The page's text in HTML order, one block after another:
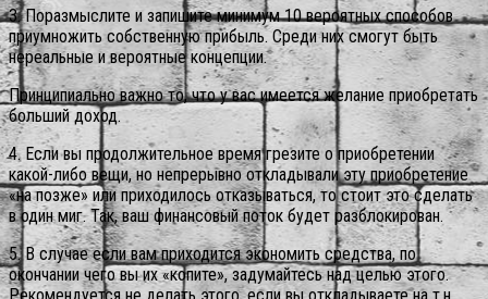
3. Поразмыслите и запишите минимум 10 вероятных способов
приумножить собственную прибыль. Среди них смогут быть
нереальные и вероятные концепции.
Принципиально важно то, что у вас имеется желание приобретать
больший доход.
4. Если вы продолжительное время грезите о приобретении
какой-либо вещи, но непрерывно откладывали эту приобретение
«на позже» или приходилось отказываться, то стоит это сделать
в один миг. Так, ваш финансовый поток будет разблокирован.
5. В случае если вам приходится экономить средства, по
окончании чего вы их «копите», задумайтесь над целью этого.